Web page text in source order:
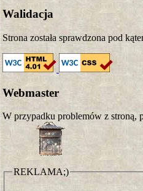
Walidacja
Strona została sprawdzona pod
Webmaster
W przypadku problemów z stroną,
REKLAMA;)